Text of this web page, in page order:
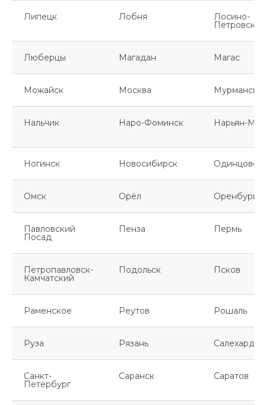
Липецк Лобня Лосино-
Петровский
Люберцы Магадан Магас
Можайск Москва Мурманск
Нальчик Наро-Фоминск Нарьян-Мар
Ногинск Новосибирск Одинцово
Омск Орёл Оренбург
Павловский
Посад
Пенза Пермь
Петропавловск-
Камчатский
Подольск Псков
Раменское Реутов Рошаль
Руза Рязань Салехард
Санкт-
Петербург
Саранск Саратов